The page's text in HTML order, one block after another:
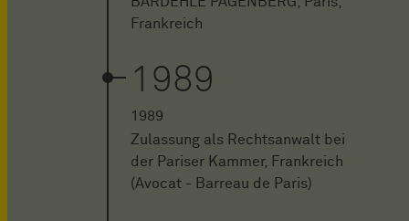
Frankreich
1989
1989
Zulassung als Rechtsanwalt bei
der Pariser Kammer, Frankreich
(Avocat - Barreau de Paris)